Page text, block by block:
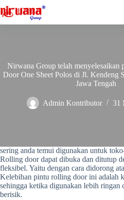
to
Nirwana Group telah menyelesaikan
Door One Sheet Polos di Jl. Kendeng
Jawa Tengah
Admin Kontributor 31
sering anda temui digunakan untuk
Rolling door dapat dibuka dan ditutup
fleksibel. Yaitu dengan cara didorong
Kelebihan pintu rolling door ini adalah
sehingga ketika digunakan lebih ringan
berisik.